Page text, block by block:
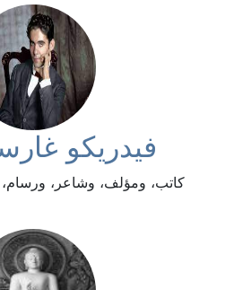
فيدريكو
كاتب، ومؤلف، وشاعر، ورسام،